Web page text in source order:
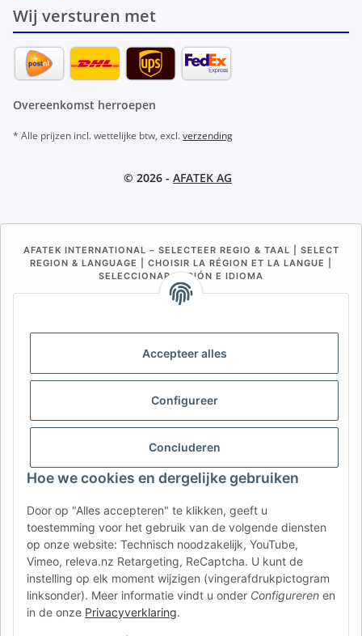
Accepteer alles
Configureer
Concluderen
Hoe we cookies en dergelijke gebruiken
Door op "Alles accepteren" te klikken, geeft u
toestemming voor het gebruik van de volgende diensten
op onze website: Technisch noodzakelijk, YouTube,
Vimeo, releva.nz Retargeting, ReCaptcha. U kunt de
instelling op elk moment wijzigen (vingerafdrukpictogram
linksonder). Meer informatie vindt u onder Configureren en
in de onze Privacyverklaring.
Wij versturen met
Overeenkomst herroepen
* Alle prijzen incl. wettelijke btw, excl.verzending
© 2026 - AFATEK AG
AFATEK INTERNATIONAL – SELECTEER REGIO & TAAL | SELECT
REGION & LANGUAGE | CHOISIR LA RÉGION ET LA LANGUE |
SELECCIONAR REGIÓN E IDIOMA
CH (IT) BE (NL) BE (FR) NL
USA
SE FI CZ HU SK
RO HR
AFATEK Nederland| Uw specialist in aanhangeronderdelen
en onderdelen voor bedrijfsvoertuigen
Technisch advies:moc.ketafa@ofni| BTW (DE):
DE354251646
Rechtstreekse verzending vanuit ons centraal magazijn in
Duitsland.Aanbod voor professionals: intracommunautaire
aankopen (VIES) mogelijk.